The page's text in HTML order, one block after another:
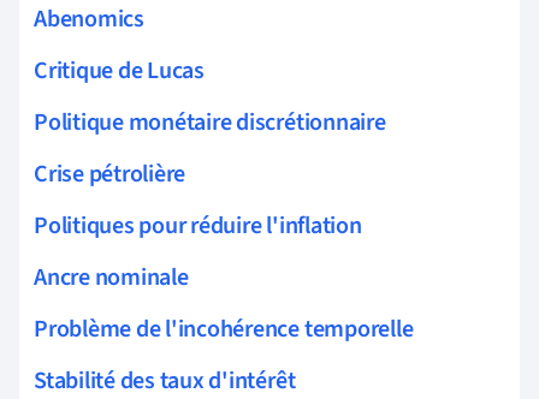
Abenomics
Critique de Lucas
Politique monétaire discrétionnaire
Crise pétrolière
Politiques pour réduire l'inflation
Ancre nominale
Problème de l'incohérence temporelle
Stabilité des taux d'intérêt